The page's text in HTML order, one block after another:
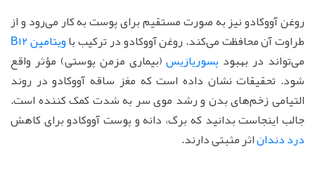
روغن آووکادو نیز به صورت مستقیم برای پوست به کار می‌رود و از
طراوت آن محافظت می‌کند. روغن آووکادو در ترکیب باویتامین B12
می‌تواند در بهبود پسوریازیس(بیماری مزمن پوستی) مؤثر واقع
شود. تحقیقات نشان داده است که مغز ساقه آووکادو در روند
التیامی زخم‌های بدن و رشد موی سر به شدت کمک کننده است.
جالب اینجاست بدانید که برگ، دانه و پوست آووکادو برای کاهش
درد دنداناثر مثبتی دارند.